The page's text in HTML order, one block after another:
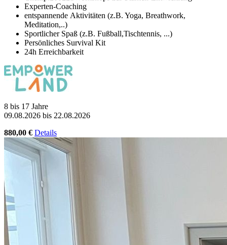
Experten-Coaching
entspannende Aktivitäten (z.B. Yoga, Breathwork,
Meditation,..)
Sportlicher Spaß (z.B. Fußball,Tischtennis, ...)
Persönliches Survival Kit
24h Erreichbarkeit
8 bis 17 Jahre
09.08.2026 bis 22.08.2026
880,00 € Details